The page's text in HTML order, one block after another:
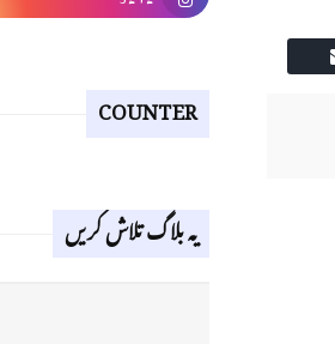
COUNTER
یہ بلاگ تلاش کریں